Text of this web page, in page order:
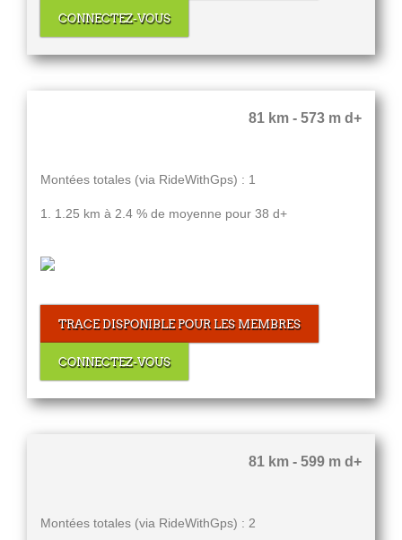
CONNECTEZ-VOUS
81 km - 573 m d+
Montées totales (via RideWithGps) : 1
1. 1.25 km à 2.4 % de moyenne pour 38 d+
TRACE DISPONIBLE POUR LES MEMBRES
CONNECTEZ-VOUS
81 km - 599 m d+
Montées totales (via RideWithGps) : 2